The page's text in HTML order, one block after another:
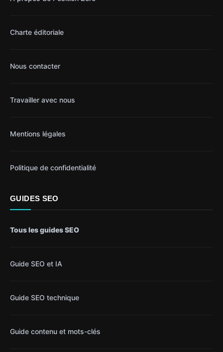
Charte éditoriale
Nous contacter
Travailler avec nous
Mentions légales
Politique de confidentialité
GUIDES SEO
Tous les guides SEO
Guide SEO et IA
Guide SEO technique
Guide contenu et mots-clés